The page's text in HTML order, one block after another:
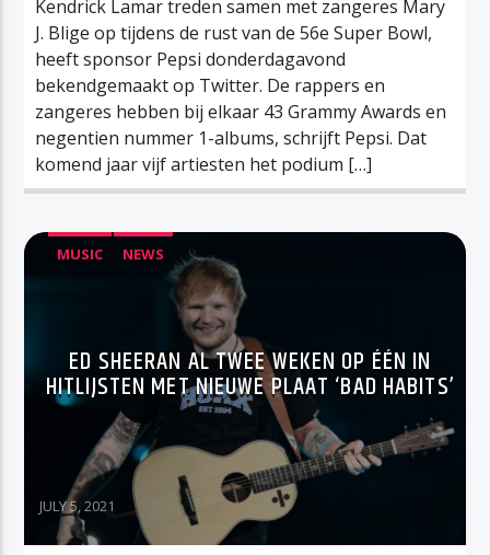
Kendrick Lamar treden samen met zangeres Mary
J. Blige op tijdens de rust van de 56e Super Bowl,
heeft sponsor Pepsi donderdagavond
bekendgemaakt op Twitter. De rappers en
zangeres hebben bij elkaar 43 Grammy Awards en
negentien nummer 1-albums, schrijft Pepsi. Dat
komend jaar vijf artiesten het podium […]
MUSIC NEWS
ED SHEERAN AL TWEE WEKEN OP ÉÉN IN
HITLIJSTEN MET NIEUWE PLAAT ‘BAD HABITS’
JULY 5, 2021